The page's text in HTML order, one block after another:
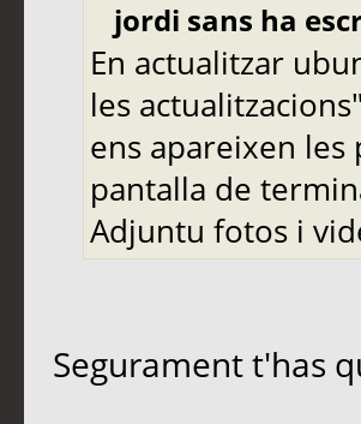
jordi sans ha
En actualitzar
les
ens apareixen
pantalla de
Adjuntu fotos i
Segurament t'has